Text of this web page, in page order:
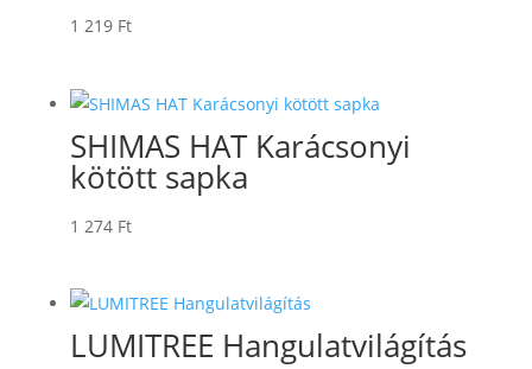
1 219 Ft
SHIMAS HAT Karácsonyi
kötött sapka
1 274 Ft
LUMITREE Hangulatvilágítás